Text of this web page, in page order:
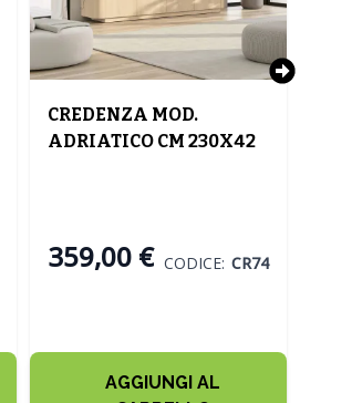
CREDENZA MOD.
ADRIATICO CM 230X42
359,00 € CODICE: CR74
AGGIUNGI AL